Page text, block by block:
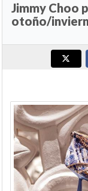
Jimmy Choo
otoño/